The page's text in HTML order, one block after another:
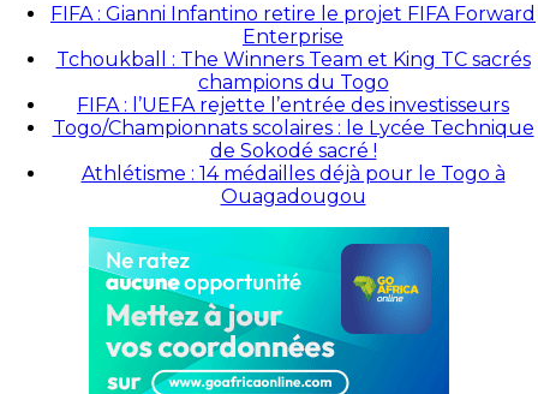
FIFA : Gianni Infantino retire le projet FIFA Forward
Enterprise
Tchoukball : The Winners Team et King TC sacrés
champions du Togo
FIFA : l’UEFA rejette l’entrée des investisseurs
Togo/Championnats scolaires : le Lycée Technique
de Sokodé sacré !
Athlétisme : 14 médailles déjà pour le Togo à
Ouagadougou